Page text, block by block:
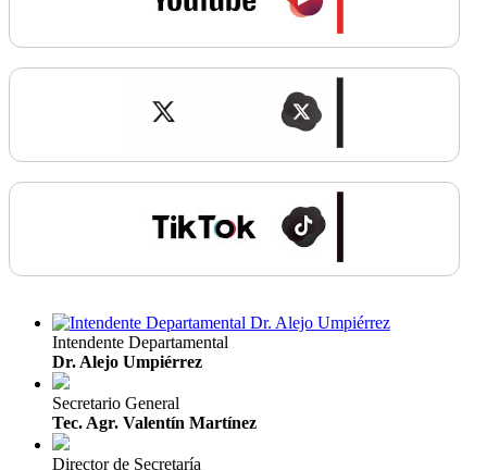
Intendente Departamental
Dr. Alejo Umpiérrez
Secretario General
Tec. Agr. Valentín Martínez
Director de Secretaría